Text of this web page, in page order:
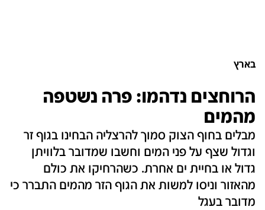
בארץ
הרוחצים נדהמו: פרה נשטפה
מהמים
מבלים בחוף הצוק סמוך להרצליה הבחינו בגוף זר
וגדול שצף על פני המים וחשבו שמדובר בלוויתן
גדול או בחיית ים אחרת. כשהרחיקו את כולם
מהאזור וניסו למשות את הגוף הזר מהמים התברר כי
מדובר בעגל